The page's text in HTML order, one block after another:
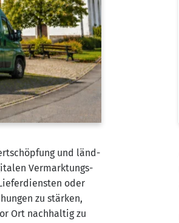
und länd­
Ver­mark­tungs­
oder
zu stär­ken,
Ort nach­hal­tig zu